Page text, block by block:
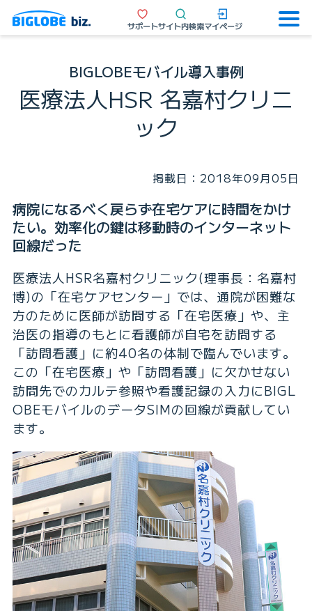
サポートサイト内検索マイページ
BIGLOBEモバイル導入事例
医療法人HSR 名嘉村クリニ
ック
掲載日：2018年09月05日
病院になるべく戻らず在宅ケアに時間をかけ
たい。効率化の鍵は移動時のインターネット
回線だった
医療法人HSR名嘉村クリニック(理事長：名嘉村
博)の「在宅ケアセンター」では、通院が困難な
方のために医師が訪問する「在宅医療」や、主
治医の指導のもとに看護師が自宅を訪問する
「訪問看護」に約40名の体制で臨んでいます。
この「在宅医療」や「訪問看護」に欠かせない
訪問先でのカルテ参照や看護記録の入力にBIGL
OBEモバイルのデータSIMの回線が貢献してい
ます。